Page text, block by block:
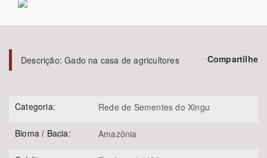
Bioma / Bacia
TemaDescrição:Gado na casa de agricultores Compartilhe
Categoria: Rede de Sementes do Xingu
Bioma / Bacia: Amazônia